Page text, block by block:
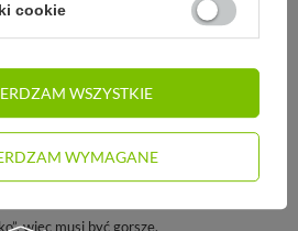
59,99 zł
ale bez kompromisów
więc musi być gorsze.
cookie
WYMAGANE
WSZYSTKIE